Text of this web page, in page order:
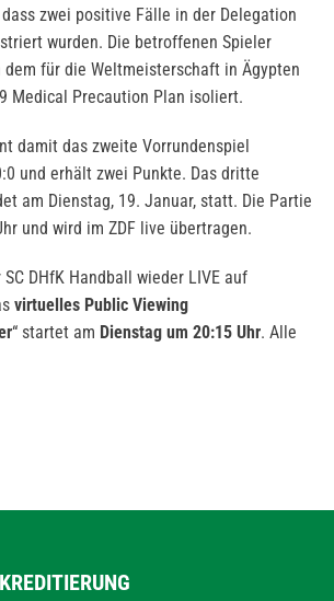
zwei positive Fälle in der Delegation
wurden. Die betroffenen Spieler
für die Weltmeisterschaft in Ägypten
Medical Precaution Plan isoliert.
damit das zweite Vorrundenspiel
und erhält zwei Punkte. Das dritte
am Dienstag, 19. Januar, statt. Die Partie
und wird im ZDF live übertragen.
DHfK Handball wieder LIVE auf
virtuelles Public Viewing
“ startet am Dienstag um 20:15 Uhr. Alle